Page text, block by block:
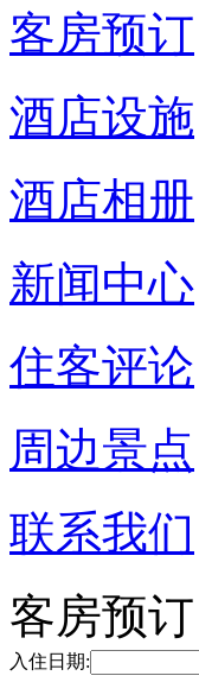
客房预订
酒店设施
酒店相册
新闻中心
住客评论
周边景点
联系我们
客房预订
入住日期: